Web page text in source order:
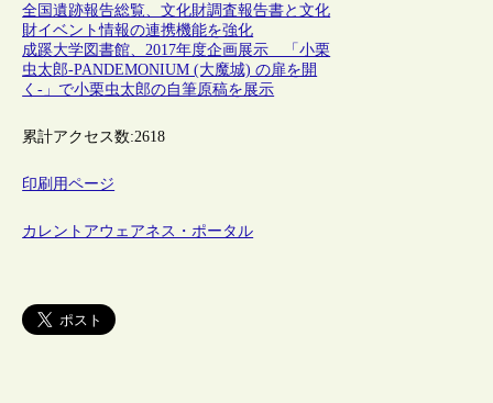
全国遺跡報告総覧、文化財調査報告書と文化
財イベント情報の連携機能を強化
成蹊大学図書館、2017年度企画展示 「小栗
虫太郎-PANDEMONIUM (大魔城) の扉を開
く-」で小栗虫太郎の自筆原稿を展示
累計アクセス数:2618
印刷用ページ
カレントアウェアネス・ポータル